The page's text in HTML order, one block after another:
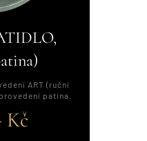
ART (ruční
patina.
Kč